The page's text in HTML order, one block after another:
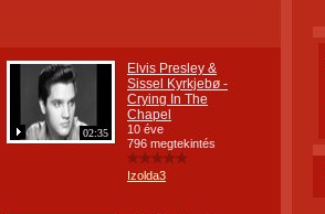
02:35
Elvis Presley &
Sissel Kyrkjebø -
Crying In The
Chapel
10 éve
796 megtekintés
Izolda3